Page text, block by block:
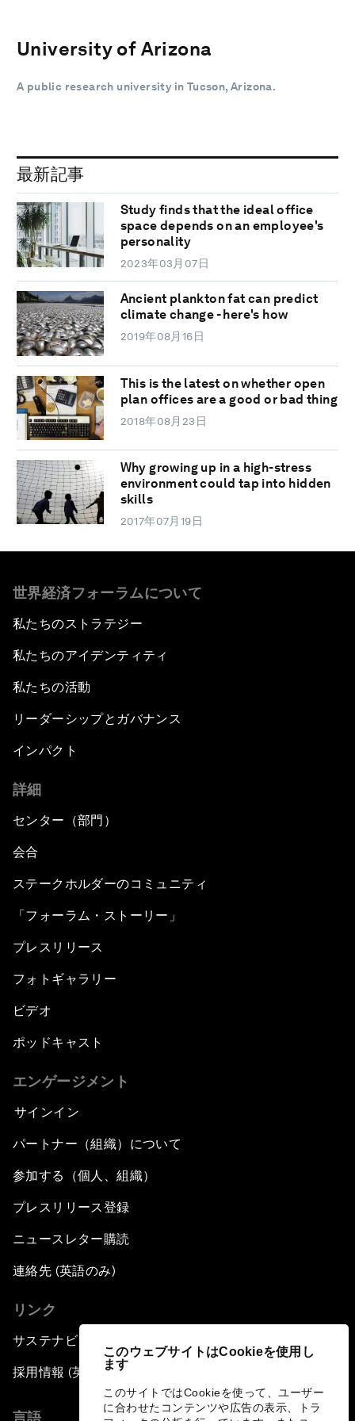
このウェブサイトはCookieを使用し
ます
このサイトではCookieを使って、ユーザー
に合わせたコンテンツや広告の表示、トラ
University of Arizona
A public research university in Tucson, Arizona.
最新記事
Study finds that the ideal office
space depends on an employee's
personality
2023年03月07日
Ancient plankton fat can predict
climate change - here's how
2019年08月16日
This is the latest on whether open
plan offices are a good or bad thing
2018年08月23日
Why growing up in a high-stress
environment could tap into hidden
skills
2017年07月19日
世界経済フォーラムについて
私たちのストラテジー
私たちのアイデンティティ
私たちの活動
リーダーシップとガバナンス
インパクト
詳細
センター（部門）
会合
ステークホルダーのコミュニティ
「フォーラム・ストーリー」
プレスリリース
フォトギャラリー
ビデオ
ポッドキャスト
エンゲージメント
サインイン
パートナー（組織）について
参加する（個人、組織）
プレスリリース登録
ニュースレター購読
連絡先 (英語のみ)
リンク
サステナビリティへの取り組み
採用情報 (英語のみ)
言語